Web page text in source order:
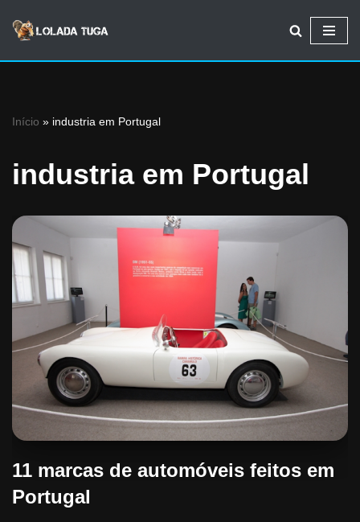
Avançar
Início » industria em Portugal
industria em Portugal
11 marcas de automóveis feitos em
Portugal